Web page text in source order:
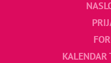
KALENDAR